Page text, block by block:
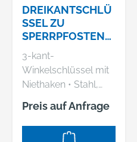
DREIKANTSCHLÜ
SSEL ZU
SPERRPFOSTEN
GAH ALBERTS
3-kant-
Winkelschlüssel mit
Niethaken • Stahl,
verzinkt • Passend zu
allen Absperrpfosten
mit 3-kant-
Preis auf Anfrage